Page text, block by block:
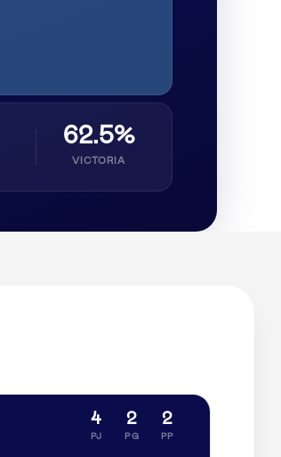
62.5%
VICTORIA
4
PJ
2
PG
2
PP